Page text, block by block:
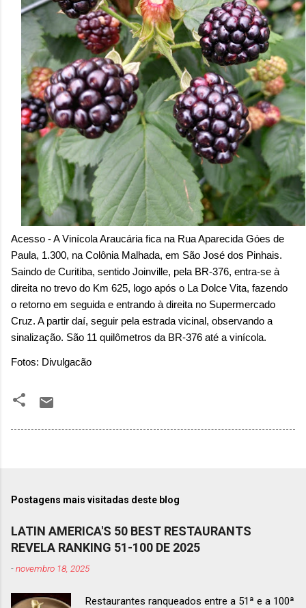
Acesso - A Vinícola Araucária fica na Rua Aparecida Góes de
Paula, 1.300, na Colônia Malhada, em São José dos Pinhais.
Saindo de Curitiba, sentido Joinville, pela BR-376, entra-se à
direita no trevo do Km 625, logo após o La Dolce Vita, fazendo
o retorno em seguida e entrando à direita no Supermercado
Cruz. A partir daí, seguir pela estrada vicinal, observando a
sinalização. São 11 quilômetros da BR-376 até a vinícola.
Fotos: Divulgacão
Postagens mais visitadas deste blog
LATIN AMERICA'S 50 BEST RESTAURANTS
REVELA RANKING 51-100 DE 2025
-novembro 18, 2025
Restaurantes ranqueados entre a 51ª e a 100ª